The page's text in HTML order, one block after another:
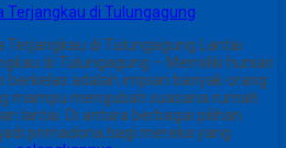
Terjangkau di Tulungagung
Terjangkau di Tulungagung Lantai
di Tulungagung – Memiliki hunian
adalah impian banyak orang.
mampu mengubah suasana rumah
lantai. Di antara berbagai pilihan
primadona bagi mereka yang